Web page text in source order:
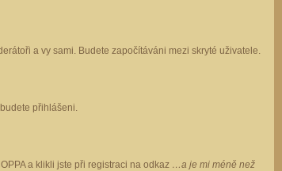
a vy sami. Budete započítáváni mezi skryté uživatele.
přihlášeni.
a klikli jste při registraci na odkaz …a je mi méně než